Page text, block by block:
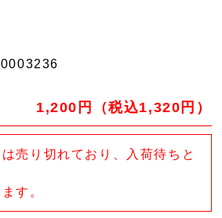
1,200円（税込1,320円）
売り切れており、入荷待ちと
す。